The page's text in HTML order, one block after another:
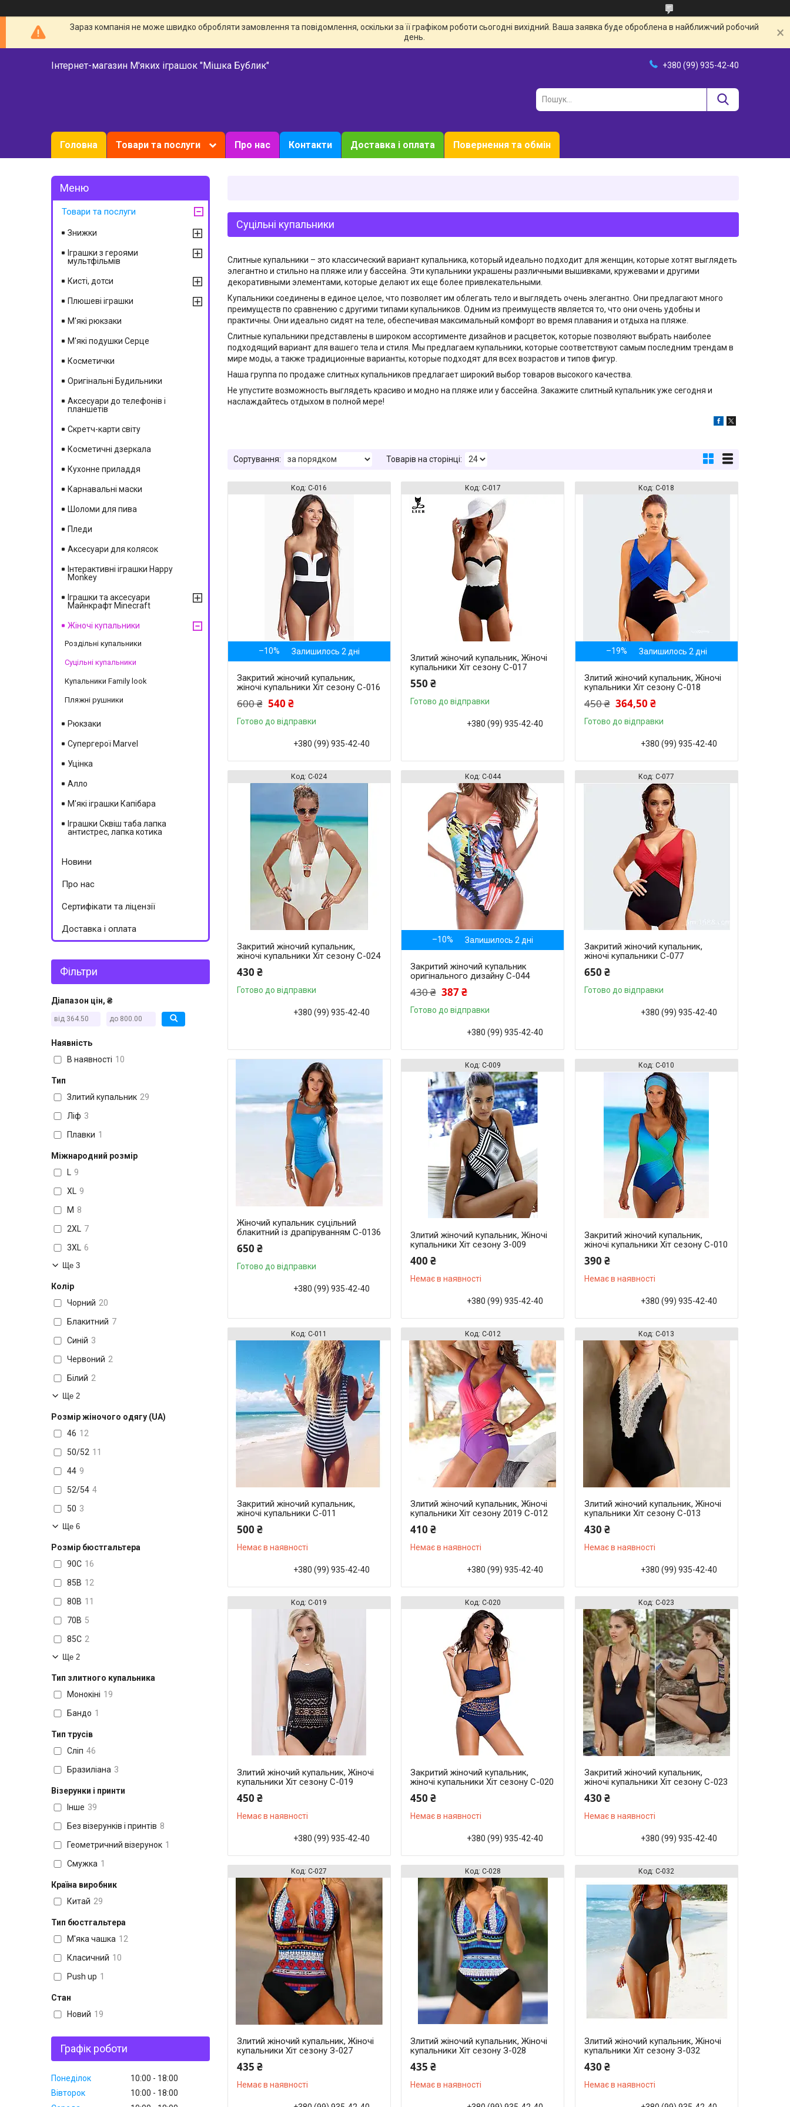
Зараз компанія не може швидко обробляти замовлення та повідомлення, оскільки за її графіком роботи сьогодні вихідний. Ваша заявка буде оброблена в найближчий робочий
день.
Інтернет-магазин М'яких іграшок "Мішка Бублик" +380 (99) 935-42-40
Головна Товари та послуги Про нас Контакти Доставка і оплата Повернення та обмін
Суцільні купальники
Слитные купальники – это классический вариант купальника, который идеально подходит для женщин, которые хотят выглядеть
элегантно и стильно на пляже или у бассейна. Эти купальники украшены различными вышивками, кружевами и другими
декоративными элементами, которые делают их еще более привлекательными.
Купальники соединены в единое целое, что позволяет им облегать тело и выглядеть очень элегантно. Они предлагают много
преимуществ по сравнению с другими типами купальников. Одним из преимуществ является то, что они очень удобны и
практичны. Они идеально сидят на теле, обеспечивая максимальный комфорт во время плавания и отдыха на пляже.
Слитные купальники представлены в широком ассортименте дизайнов и расцветок, которые позволяют выбрать наиболее
подходящий вариант для вашего тела и стиля. Мы предлагаем купальники, которые соответствуют самым последним трендам в
мире моды, а также традиционные варианты, которые подходят для всех возрастов и типов фигур.
Наша группа по продаже слитных купальников предлагает широкий выбор товаров высокого качества.
Не упустите возможность выглядеть красиво и модно на пляже или у бассейна. Закажите слитный купальник уже сегодня и
наслаждайтесь отдыхом в полной мере!
С-016
–10% Залишилось 2 дні
Закритий жіночий купальник,
жіночі купальники Хіт сезону С-016
600 ₴ 540 ₴
Готово до відправки
+380 (99) 935-42-40
С-017
Злитий жіночий купальник, Жіночі
купальники Хіт сезону С-017
550 ₴
Готово до відправки
+380 (99) 935-42-40
С-018
–19% Залишилось 2 дні
Злитий жіночий купальник, Жіночі
купальники Хіт сезону С-018
450 ₴ 364,50 ₴
Готово до відправки
+380 (99) 935-42-40
С-024
Закритий жіночий купальник,
жіночі купальники Хіт сезону С-024
430 ₴
Готово до відправки
+380 (99) 935-42-40
С-044
–10% Залишилось 2 дні
Закритий жіночий купальник
оригінального дизайну С-044
430 ₴ 387 ₴
Готово до відправки
+380 (99) 935-42-40
С-077
Закритий жіночий купальник,
жіночі купальники С-077
650 ₴
Готово до відправки
+380 (99) 935-42-40
Жіночий купальник суцільний
блакитний із драпіруванням С-0136
650 ₴
Готово до відправки
+380 (99) 935-42-40
С-009
Злитий жіночий купальник, Жіночі
купальники Хіт сезону З-009
400 ₴
Немає в наявності
+380 (99) 935-42-40
С-010
Закритий жіночий купальник,
жіночі купальники Хіт сезону С-010
390 ₴
Немає в наявності
+380 (99) 935-42-40
С-011
Закритий жіночий купальник,
жіночі купальники С-011
500 ₴
Немає в наявності
+380 (99) 935-42-40
С-012
Злитий жіночий купальник, Жіночі
купальники Хіт сезону 2019 С-012
410 ₴
Немає в наявності
+380 (99) 935-42-40
С-013
Злитий жіночий купальник, Жіночі
купальники Хіт сезону С-013
430 ₴
Немає в наявності
+380 (99) 935-42-40
С-019
Злитий жіночий купальник, Жіночі
купальники Хіт сезону С-019
450 ₴
Немає в наявності
+380 (99) 935-42-40
С-020
Закритий жіночий купальник,
жіночі купальники Хіт сезону С-020
450 ₴
Немає в наявності
+380 (99) 935-42-40
С-023
Закритий жіночий купальник,
жіночі купальники Хіт сезону С-023
430 ₴
Немає в наявності
+380 (99) 935-42-40
С-027
Злитий жіночий купальник, Жіночі
купальники Хіт сезону З-027
435 ₴
Немає в наявності
С-028
Злитий жіночий купальник, Жіночі
купальники Хіт сезону З-028
435 ₴
Немає в наявності
С-032
Злитий жіночий купальник, Жіночі
купальники Хіт сезону З-032
430 ₴
Немає в наявності
Товари та послуги
Знижки
Іграшки з героями
мультфільмів
Кисті, дотси
Плюшеві іграшки
М'які рюкзаки
М'які подушки Серце
Косметички
Оригінальні Будильники
Аксесуари до телефонів і
планшетів
Скретч-карти світу
Косметичні дзеркала
Кухонне приладдя
Карнавальні маски
Шоломи для пива
Пледи
Аксесуари для колясок
Інтерактивні іграшки Happy
Monkey
Іграшки та аксесуари
Майнкрафт Minecraft
Жіночі купальники
Роздільні купальники
Суцільні купальники
Купальники Family look
Пляжні рушники
Рюкзаки
Супергерої Marvel
Уцінка
Алло
М'які іграшки Капібара
Іграшки Сквіш таба лапка
антистрес, лапка котика
Новини
Про нас
Сертифікати та ліцензії
Доставка і оплата
Фільтри
Діапазон цін, ₴
Наявність
В наявності 10
Тип
Злитий купальник 29
Ліф 3
Плавки 1
Міжнародний розмір
L 9
XL 9
M 8
2XL 7
3XL 6
Ще 3
Колір
Чорний 20
Блакитний 7
Синій 3
Червоний 2
Білий 2
Ще 2
Розмір жіночого одягу (UA)
46 12
50/52 11
44 9
52/54 4
50 3
Ще 6
Розмір бюстгальтера
90C 16
85B 12
80B 11
70B 5
85C 2
Ще 2
Тип злитного купальника
Монокіні 19
Бандо 1
Тип трусів
Сліп 46
Бразиліана 3
Візерунки і принти
Інше 39
Без візерунків і принтів 8
Геометричний візерунок 1
Смужка 1
Країна виробник
Китай 29
Тип бюстгальтера
М'яка чашка 12
Класичний 10
Push up 1
Стан
Новий 19
Графік роботи
Понеділок 10:00
18:00
Вівторок
10:00
18:00